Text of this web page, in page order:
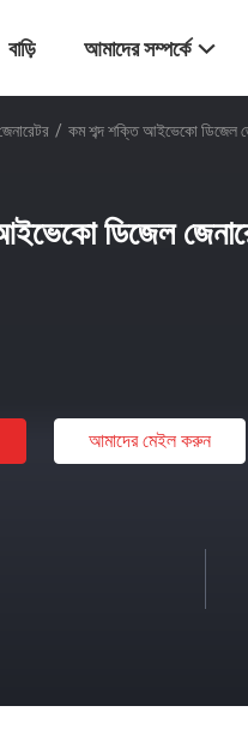
বাড়ি আমাদের সম্পর্কে
/ কম শব্দ শক্তি আইভেকো ডিজেল
ডিজেল
আমাদের মেইল ​​করুন